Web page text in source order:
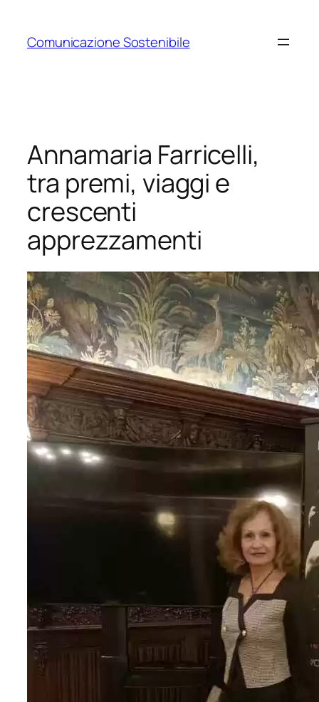
contenuto
Comunicazione Sostenibile
Annamaria Farricelli,
tra premi, viaggi e
crescenti
apprezzamenti